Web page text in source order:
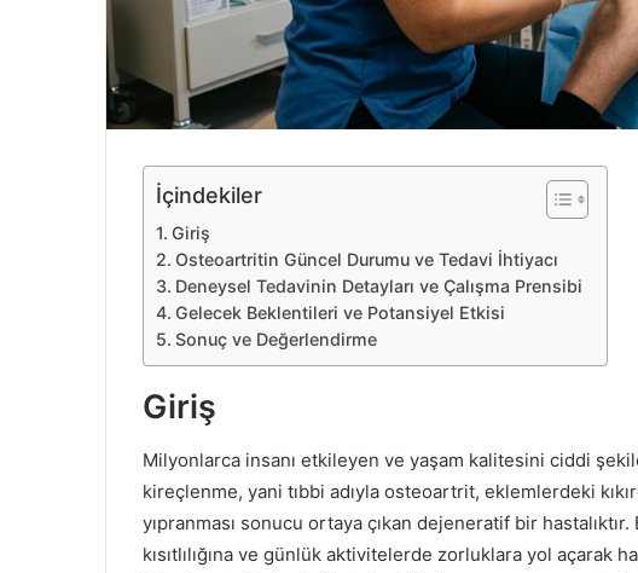
k
İçindekiler
Giriş
Osteoartritin Güncel Durumu ve Tedavi İhtiyacı
Deneysel Tedavinin Detayları ve Çalışma Prensibi
Gelecek Beklentileri ve Potansiyel Etkisi
Sonuç ve Değerlendirme
Giriş
Milyonlarca insanı etkileyen ve yaşam kalitesini ciddi
kireçlenme, yani tıbbi adıyla osteoartrit, eklemlerdeki
yıpranması sonucu ortaya çıkan dejeneratif bir
kısıtlılığına ve günlük aktivitelerde zorluklara yol açarak